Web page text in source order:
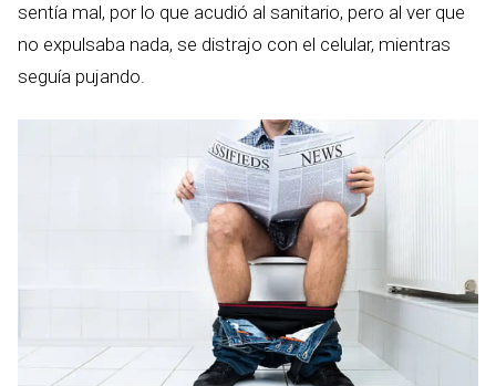
sentía mal, por lo que acudió al sanitario, pero al ver que
no expulsaba nada, se distrajo con el celular, mientras
seguía pujando.